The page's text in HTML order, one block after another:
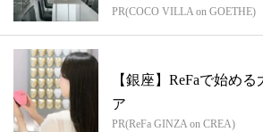
PR(COCO VILLA on GOETHE)
【銀座】ReFaで始め
ア
PR(ReFa GINZA on CREA)